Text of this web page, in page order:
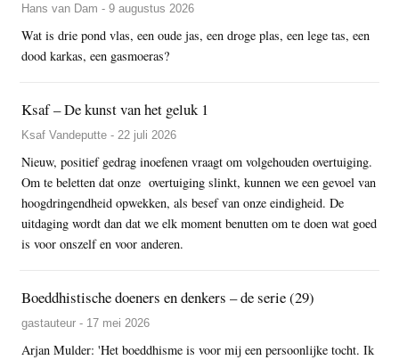
Hans van Dam - 9 augustus 2026
Wat is drie pond vlas, een oude jas, een droge plas, een lege tas, een
dood karkas, een gasmoeras?
Ksaf – De kunst van het geluk 1
Ksaf Vandeputte - 22 juli 2026
Nieuw, positief gedrag inoefenen vraagt om volgehouden overtuiging.
Om te beletten dat onze overtuiging slinkt, kunnen we een gevoel van
hoogdringendheid opwekken, als besef van onze eindigheid. De
uitdaging wordt dan dat we elk moment benutten om te doen wat goed
is voor onszelf en voor anderen.
Boeddhistische doeners en denkers – de serie (29)
gastauteur - 17 mei 2026
Arjan Mulder: 'Het boeddhisme is voor mij een persoonlijke tocht. Ik